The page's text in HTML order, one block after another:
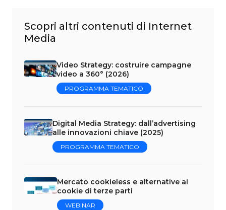
Scopri altri contenuti di Internet
Media
Video Strategy: costruire campagne
video a 360° (2026)
PROGRAMMA TEMATICO
Digital Media Strategy: dall’advertising
alle innovazioni chiave (2025)
PROGRAMMA TEMATICO
Mercato cookieless e alternative ai
cookie di terze parti
WEBINAR